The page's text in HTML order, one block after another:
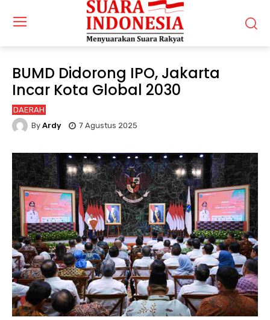
BUMD Didorong IPO, Jakarta
Incar Kota Global 2030
DAERAH
By Ardy 7 Agustus 2025